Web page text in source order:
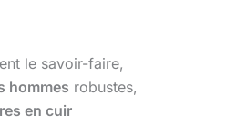
le savoir-faire,
hommes robustes,
en cuir